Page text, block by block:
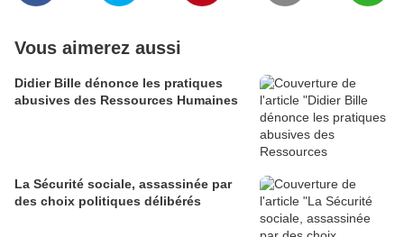
Vous aimerez aussi
Didier Bille dénonce les pratiques
abusives des Ressources Humaines
La Sécurité sociale, assassinée par
des choix politiques délibérés